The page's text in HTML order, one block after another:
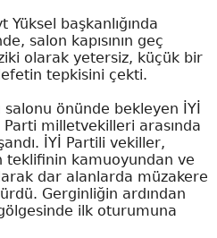
Yüksel başkanlığında
salon kapısının geç
olarak yetersiz, küçük bir
tepkisini çekti.
önünde bekleyen İYİ
milletvekilleri arasında
İYİ Partili vekiller,
teklifinin kamuoyundan ve
dar alanlarda müzakere
Gerginliğin ardından
ilk oturumuna